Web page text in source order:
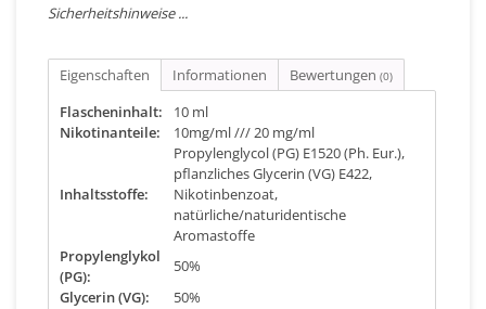
Sicherheitshinweise ...
Eigenschaften Informationen Bewertungen (0)
Flascheninhalt:
10 ml
Nikotinanteile:
10mg/ml /// 20 mg/ml
Inhaltsstoffe:
Propylenglycol (PG) E1520 (Ph. Eur.),
pflanzliches Glycerin (VG) E422,
Nikotinbenzoat,
natürliche/naturidentische
Aromastoffe
Propylenglykol
(PG):
50%
Glycerin (VG):
50%